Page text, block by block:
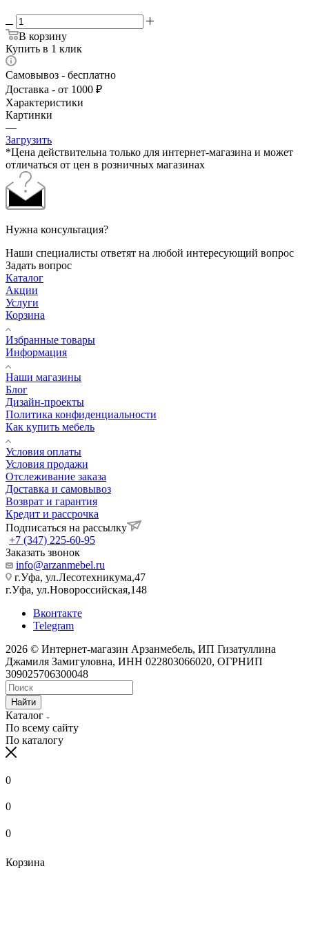
В корзину
Купить в 1 клик
Самовывоз - бесплатно
Доставка - от 1000 ₽
Характеристики
Картинки
—
Загрузить
*Цена действительна только для интернет-магазина и может
отличаться от цен в розничных магазинах
Нужна консультация?
Наши специалисты ответят на любой интересующий вопрос
Задать вопрос
Каталог
Акции
Услуги
Корзина
Избранные товары
Информация
Наши магазины
Блог
Дизайн-проекты
Политика конфиденциальности
Как купить мебель
Условия оплаты
Условия продажи
Отслеживание заказа
Доставка и самовывоз
Возврат и гарантия
Кредит и рассрочка
Подписаться на рассылку
+7 (347) 225-60-95
Заказать звонок
info@arzanmebel.ru
г.Уфа, ул.Лесотехникума,47
г.Уфа, ул.Новороссийская,148
Вконтакте
Telegram
2026 © Интернет-магазин Арзанмебель, ИП Гизатуллина
Джамиля Замигуловна, ИНН 022803066020, ОГРНИП
309025706300048
Найти
Каталог
По всему сайту
По каталогу
0
0
0
Корзина